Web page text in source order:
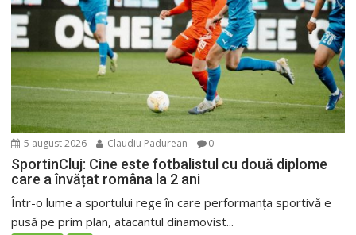
5 august 2026 Claudiu Padurean 0
SportinCluj: Cine este fotbalistul cu două diplome
care a învățat româna la 2 ani
Într-o lume a sportului rege în care performanța sportivă e
pusă pe prim plan, atacantul dinamovist...